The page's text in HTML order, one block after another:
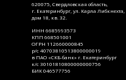
620075, Свердловская область,
г. Екатеринбург, ул. Карла Либкнехта,
дом 18, кв. 32.
ИНН 6685993573
КПП 668501001
ОГРН 112660000845
р/с 40703810513800000019
в ПАО «СКБ-банк» г. Екатеринбург
к/с 30101810800000000756
БИК 046577756